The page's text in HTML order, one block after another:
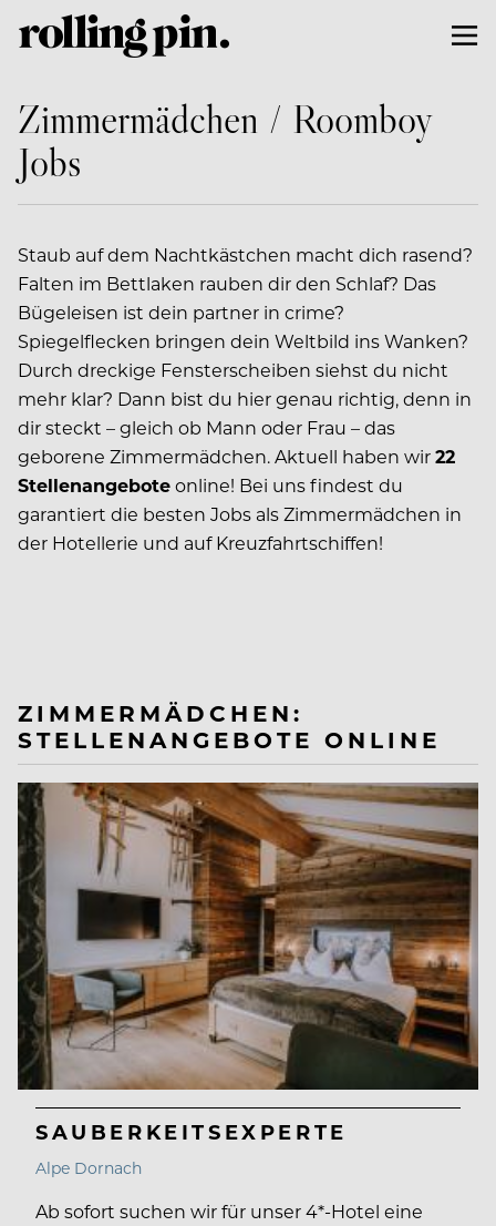
Zimmermädchen / Roomboy
Jobs
Staub auf dem Nachtkästchen macht dich rasend?
Falten im Bettlaken rauben dir den Schlaf? Das
Bügeleisen ist dein partner in crime?
Spiegelflecken bringen dein Weltbild ins Wanken?
Durch dreckige Fensterscheiben siehst du nicht
mehr klar? Dann bist du hier genau richtig, denn in
dir steckt – gleich ob Mann oder Frau – das
geborene Zimmermädchen. Aktuell haben wir22
Stellenangeboteonline! Bei uns findest du
garantiert die besten Jobs als Zimmermädchen in
der Hotellerie und auf Kreuzfahrtschiffen!
ZIMMERMÄDCHEN:
STELLENANGEBOTE ONLINE
SAUBERKEITSEXPERTE
Alpe Dornach
Ab sofort suchen wir für unser 4*-Hotel eine